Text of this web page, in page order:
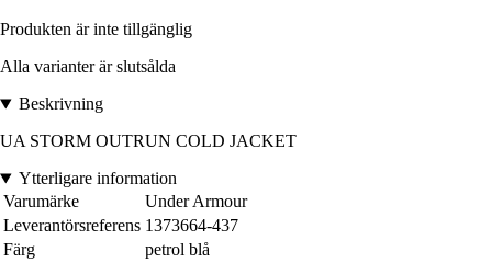
Produkten är inte tillgänglig
Alla varianter är slutsålda
Beskrivning
UA STORM OUTRUN COLD JACKET
Ytterligare information
Varumärke
Under Armour
Leverantörsreferens 1373664-437
Färg
petrol blå